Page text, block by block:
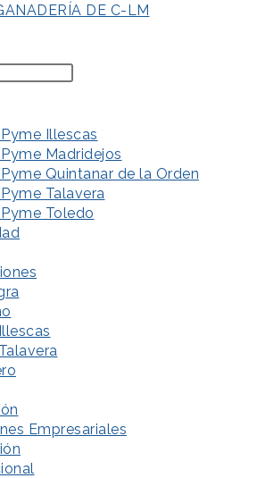
DE C-LM
Illescas
Madridejos
Quintanar de la Orden
Talavera
Toledo
Empresariales